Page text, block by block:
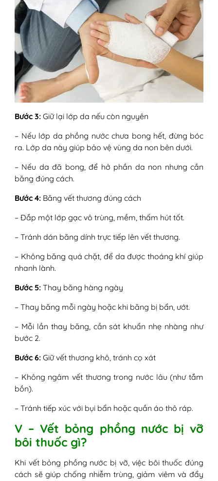
Bước 3: Giữ lại lớp da nếu còn nguyên
– Nếu lớp da phồng nước chưa bong hết, đừng bóc
ra. Lớp da này giúp bảo vệ vùng da non bên dưới.
– Nếu da đã bong, để hở phần da non nhưng cần
băng đúng cách.
Bước 4: Băng vết thương đúng cách
– Đắp một lớp gạc vô trùng, mềm, thấm hút tốt.
– Tránh dán băng dính trực tiếp lên vết thương.
– Không băng quá chặt, để da được thoáng khí giúp
nhanh lành.
Bước 5: Thay băng hàng ngày
– Thay băng mỗi ngày hoặc khi băng bị bẩn, ướt.
– Mỗi lần thay băng, cần sát khuẩn nhẹ nhàng như
bước 2.
Bước 6: Giữ vết thương khô, tránh cọ xát
– Không ngâm vết thương trong nước lâu (như tắm
bồn).
– Tránh tiếp xúc với bụi bẩn hoặc quần áo thô ráp.
V – Vết bỏng phồng nước bị vỡ
bôi thuốc gì?
Khi vết bỏng phồng nước bị vỡ, việc bôi thuốc đúng
cách sẽ giúp chống nhiễm trùng, giảm viêm và đẩy